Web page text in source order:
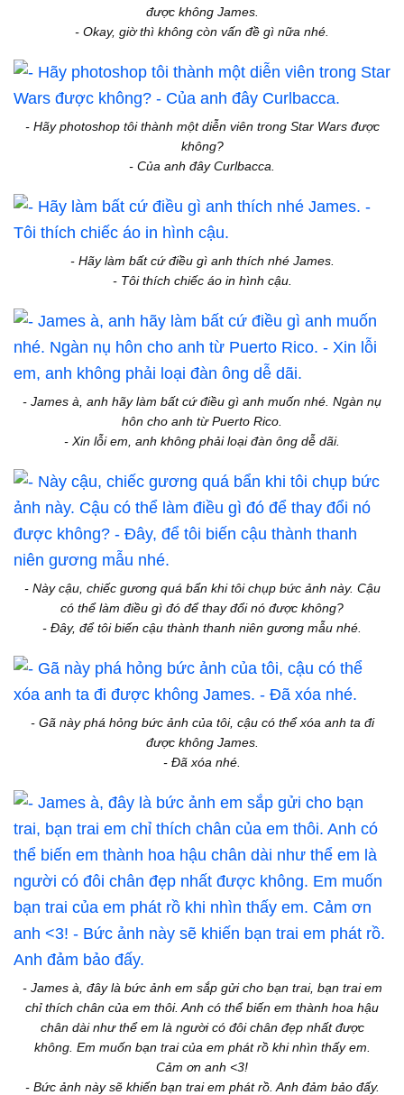
được không James.
- Okay, giờ thì không còn vấn đề gì nữa nhé.
- Hãy photoshop tôi thành một diễn viên trong Star Wars được
không?
- Của anh đây Curlbacca.
- Hãy làm bất cứ điều gì anh thích nhé James.
- Tôi thích chiếc áo in hình cậu.
- James à, anh hãy làm bất cứ điều gì anh muốn nhé. Ngàn nụ
hôn cho anh từ Puerto Rico.
- Xin lỗi em, anh không phải loại đàn ông dễ dãi.
- Này cậu, chiếc gương quá bẩn khi tôi chụp bức ảnh này. Cậu
có thể làm điều gì đó để thay đổi nó được không?
- Đây, để tôi biến cậu thành thanh niên gương mẫu nhé.
- Gã này phá hỏng bức ảnh của tôi, cậu có thể xóa anh ta đi
được không James.
- Đã xóa nhé.
- James à, đây là bức ảnh em sắp gửi cho bạn trai, bạn trai em
chỉ thích chân của em thôi. Anh có thể biến em thành hoa hậu
chân dài như thể em là người có đôi chân đẹp nhất được
không. Em muốn bạn trai của em phát rồ khi nhìn thấy em.
Cảm ơn anh <3!
- Bức ảnh này sẽ khiến bạn trai em phát rồ. Anh đảm bảo đấy.